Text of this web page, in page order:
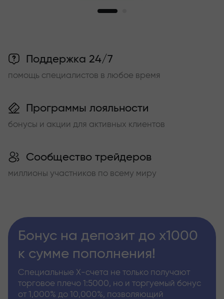
Поддержка 24/7
помощь специалистов в любое время
Программы лояльности
бонусы и акции для активных клиентов
Сообщество трейдеров
миллионы участников по всему миру
Бонус на депозит до х1000
к сумме пополнения!
Специальные Х-счета не только получают
торговое плечо 1:5000, но и торгуемый бонус
от 1,000% до 10,000%, позволяющий